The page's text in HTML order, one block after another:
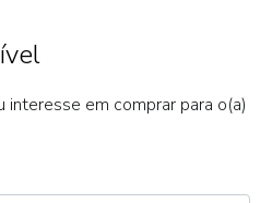
em comprar para o(a)